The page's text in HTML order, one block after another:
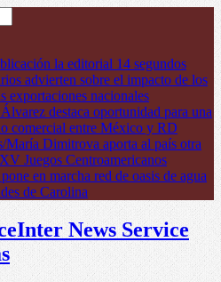
la editorial 14 segundos
advierten sobre el impacto de los
exportaciones nacionales
destaca oportunidad para una
comercial entre México y RD
María Dimitrova aporta al país otra
Juegos Centroamericanos
en marcha red de oasis de agua
de Carolina
Inter News Service